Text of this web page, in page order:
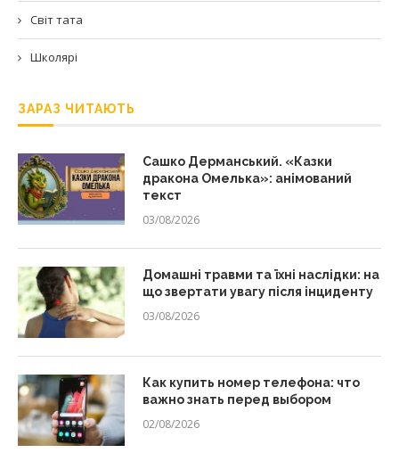
Світ тата
Школярі
ЗАРАЗ ЧИТАЮТЬ
Сашко Дерманський. «Казки
дракона Омелька»: анімований
текст
03/08/2026
Домашні травми та їхні наслідки: на
що звертати увагу після інциденту
03/08/2026
Как купить номер телефона: что
важно знать перед выбором
02/08/2026